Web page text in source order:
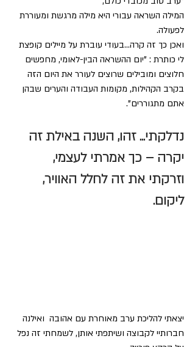
המילה השראה עבורי היא מילה מרגשת ומעוררת
לפעולה.
ואכן כך זה קרה...בעודי עוברת על מיילים קופצת
לי כותרת : "יום ההשראה הבין-לאומי, מחפשים
חלוצים ומובילים שרוצים לעורר את היום הזה
בקרב הקהילות, מקומות העבודה והערים שבהן
אתם מתגוררים".
נדלקתי... זהו, השנה באילת זה
יקרה – כך אמרתי לעצמי,
וזרקתי את זה לחלל האוויר,
ליקום.
יצאתי להליכת ערב מאוחרת עם אהובה  ואילנה
חברותיי לקבוצה ושיתפתי אותן, לשמחתי זה נפל